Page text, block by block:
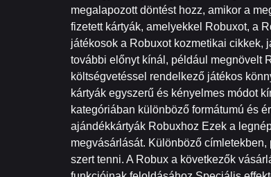
megalapozott döntést hozz, amikor a
fizetett kártyák, amelyekkel Robuxot, a
játékosok a Robuxot kozmetikai cikkek,
további előnyt kínál, például megnövelt
költségvetéssel rendelkező játékos
kártyák egyszerű és kényelmes módot
kategóriában különböző formátumú és
ajándékkártyák Robuxhoz Ezek a
megvásárlását. Különböző
szert tenni. A Robux a következők